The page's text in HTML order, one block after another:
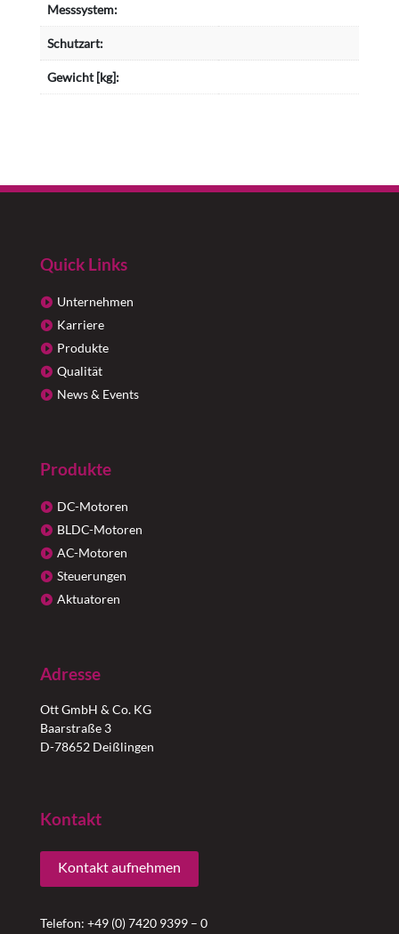
Messsystem:
Schutzart:
Gewicht [kg]:
Quick Links
Unternehmen
Karriere
Produkte
Qualität
News & Events
Produkte
DC-Motoren
BLDC-Motoren
AC-Motoren
Steuerungen
Aktuatoren
Adresse
Ott GmbH & Co. KG
Baarstraße 3
D-78652 Deißlingen
Kontakt
Kontakt aufnehmen
Telefon: +49 (0) 7420 9399 – 0